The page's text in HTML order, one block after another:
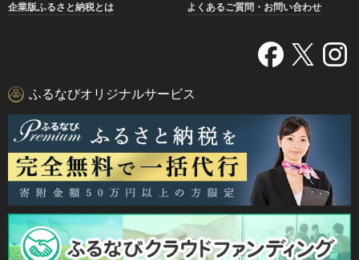
企業版ふるさと納税とは
よくあるご質問・お問い合わせ
ふるなびオリジナルサービス